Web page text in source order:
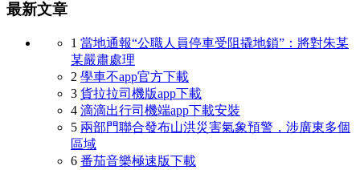
最新文章
1 當地通報“公職人員停車受阻撬地鎖”：將對朱某
某嚴肅處理
2 學車不app官方下載
3 貨拉拉司機版app下載
4 滴滴出行司機端app下載安裝
5 兩部門聯合發布山洪災害氣象預警，涉廣東多個
區域
6 番茄音樂極速版下載